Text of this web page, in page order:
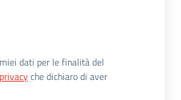
dati per le finalità del
che dichiaro di aver